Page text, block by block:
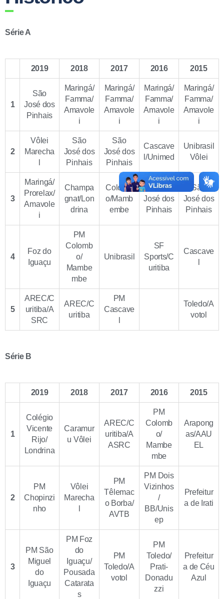
Série A
2019 2018 2017 2016 2015
1
São
José dos
Pinhais
Maringá/
Famma/
Amavole
i
Maringá/
Famma/
Amavole
i
Maringá/
Famma/
Amavole
i
Maringá/
Famma/
Amavole
i
2
Vôlei
Marecha
São
José dos
Pinhais
São
José dos
Pinhais
Cascave
l/Unimed
Unibrasil
Vôlei
3
Maringá/
Prorelax/
Amavole
i
Champa
gnat/Lon
drina
Colomb
o/Mamb
embe
São
José dos
Pinhais
São
José dos
Pinhais
4
Foz do
Iguaçu
PM
Colomb
o/
Mambe
mbe
Unibrasil
SF
Sports/C
uritiba
Cascave
5
AREC/C
uritiba/A
SRC
AREC/C
uritiba
PM
Cascave
Toledo/A
votol
Série B
2019 2018 2017 2016 2015
1
Colégio
Vicente
Rijo/
Londrina
Caramur
u Vôlei
AREC/C
uritiba/A
ASRC
PM
Colomb
o/
Mambe
mbe
Arapong
as/AAU
EL
2
PM
Chopinzi
nho
Vôlei
Marecha
PM
Têlemac
o Borba/
AVTB
PM Dois
Vizinhos
/
BB/Unis
ep
Prefeitur
a de Irati
3
PM São
Miguel
do
Iguaçu
PM Foz
do
Iguaçu/
Pousada
Catarata
s
PM
Toledo/A
votol
PM
Toledo/
Prati-
Donadu
zzi
Prefeitur
a de Céu
Azul